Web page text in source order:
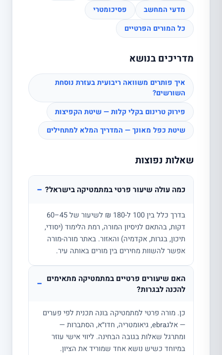
מדעי המחשב
פסיכומטרי
כל המורים הפרטיים
מדריכים בנושא
איך פותרים משוואה ריבועית בעזרת נוסחת
השורשים?
פירוק טרינום בקלי קלות — שיטת הקפיצות
שיטת כפל מאונך — המדריך המלא למתחילים
שאלות נפוצות
כמה עולה שיעור פרטי במתמטיקה בישראל? −
בדרך כלל בין 100 ל-180 ₪ לשיעור של 45–60
דקות, בהתאם לניסיון המורה, רמת הלימוד (יסודי,
תיכון, בגרות, אקדמיה) והאזור. באתר מורה-מורה
אפשר להשוות מחירים בין מורים באותה עיר.
האם שיעורים פרטיים במתמטיקה מתאימים
להכנה לבגרות?
−
כן. מורה פרטי למתמטיקה בונה תכנית לפי פערים
— אלגebra, גיאומטריה, חדו״א, הסתברות —
ומתרגל שאלות בגובה הבחינה. ליווי אישי עוזר
במיוחד כשיש נושא אחד שמוריד את הציון.